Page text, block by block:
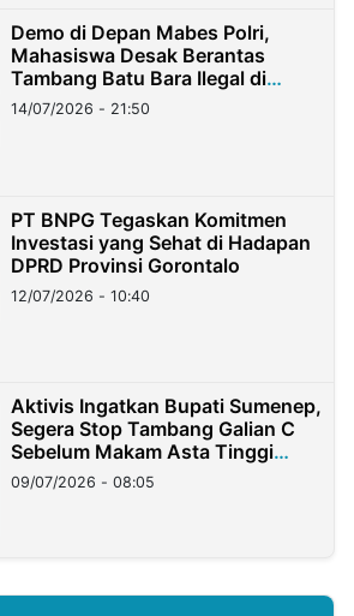
Demo di Depan Mabes Polri,
Mahasiswa Desak Berantas
Tambang Batu Bara Ilegal di
Lampung
14/07/2026 - 21:50
PT BNPG Tegaskan Komitmen
Investasi yang Sehat di Hadapan
DPRD Provinsi Gorontalo
12/07/2026 - 10:40
Aktivis Ingatkan Bupati Sumenep,
Segera Stop Tambang Galian C
Sebelum Makam Asta Tinggi
Longsor
09/07/2026 - 08:05